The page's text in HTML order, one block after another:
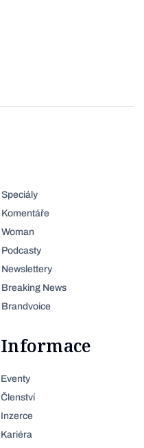
Speciály
Komentáře
Woman
Podcasty
Newslettery
Breaking News
Brandvoice
Informace
Eventy
Členství
Inzerce
Kariéra